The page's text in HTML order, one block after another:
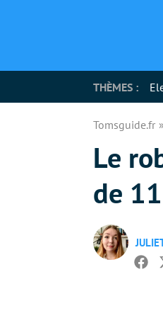
THÈMES :
Tomsguide.fr
Le
de